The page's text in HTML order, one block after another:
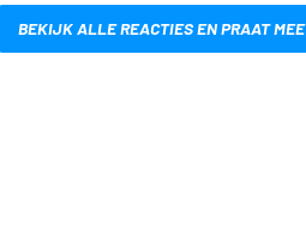
BEKIJK ALLE REACTIES EN PRAAT MEE